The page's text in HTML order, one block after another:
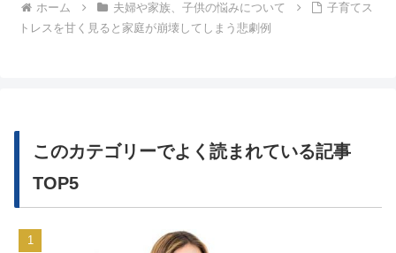
ホーム 夫婦や家族、子供の悩みについて
子育てス
トレスを甘く見ると家庭が崩壊してしまう悲劇例
このカテゴリーでよく読まれている記事
TOP5